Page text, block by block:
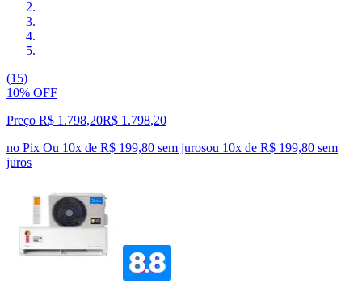
(15)
10% OFF
Preço R$ 1.798,20R$ 1.798,20
no Pix Ou 10x de R$ 199,80 sem jurosou 10x de R$ 199,80 sem
juros